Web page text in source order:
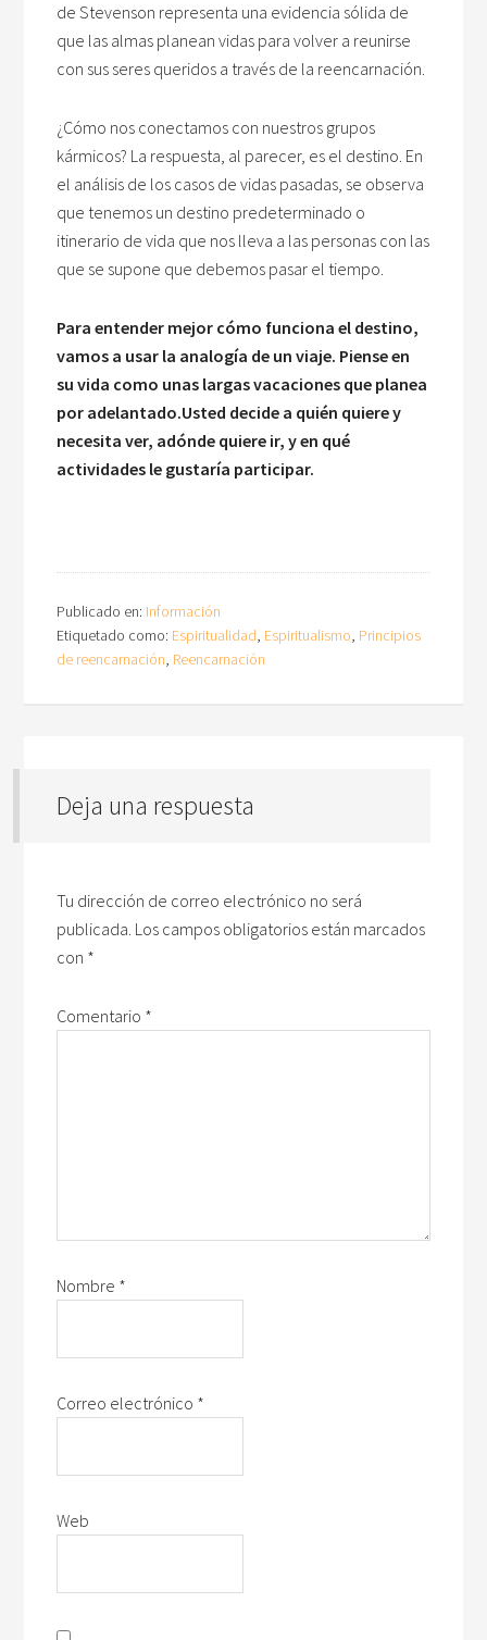
de Stevenson representa una evidencia sólida de
que las almas planean vidas para volver a reunirse
con sus seres queridos a través de la reencarnación.
¿Cómo nos conectamos con nuestros grupos
kármicos? La respuesta, al parecer, es el destino. En
el análisis de los casos de vidas pasadas, se observa
que tenemos un destino predeterminado o
itinerario de vida que nos lleva a las personas con las
que se supone que debemos pasar el tiempo.
Para entender mejor cómo funciona el destino,
vamos a usar la analogía de un viaje. Piense en
su vida como unas largas vacaciones que planea
por adelantado.Usted decide a quién quiere y
necesita ver, adónde quiere ir, y en qué
actividades le gustaría participar.
Publicado en: Información
Etiquetado como: Espiritualidad, Espiritualismo, Principios
de reencarnación, Reencarnación
Deja una respuesta
Tu dirección de correo electrónico no será
publicada. Los campos obligatorios están marcados
con *
Comentario *
Nombre *
Correo electrónico *
Web